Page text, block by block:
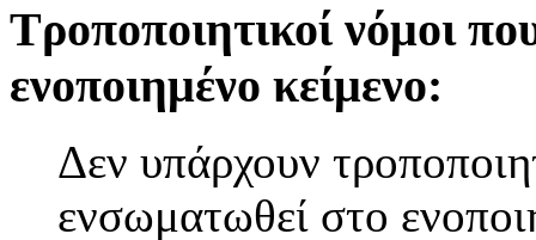
Τροποποιητικοί νόμοι
ενοποιημένο κείμενο:
Δεν υπάρχουν
ενσωματωθεί στο